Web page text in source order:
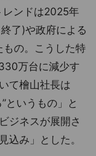
レンドは2025年
了)や政府による
もの。こうした特
万台に減少す
て檜山社長は
というもの」と
ジネスが展開さ
込み」とした。